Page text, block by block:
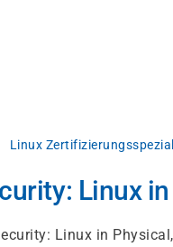
Linux Zertifizierungsspezial
Linux
Linux in